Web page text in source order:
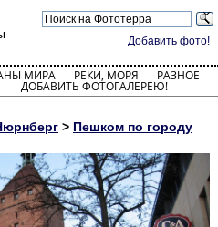
Добавить фото!
МИРА РЕКИ, МОРЯ РАЗНОЕ
ДОБАВИТЬ ФОТОГАЛЕРЕЮ!
> Пешком по городу